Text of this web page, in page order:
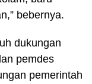
bebernya.
dukungan
pemdes
pemerintah